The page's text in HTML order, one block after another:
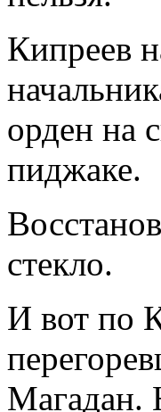
Кипреев
орден на
пиджаке.
стекло.
И вот по
Магадан.